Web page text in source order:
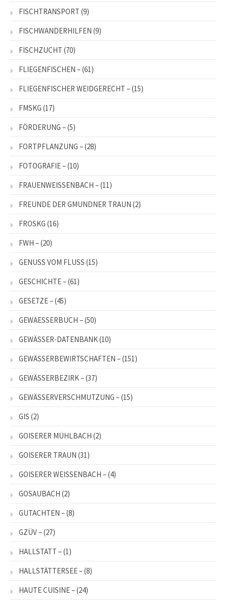
FISCHTRANSPORT (9)
FISCHWANDERHILFEN (9)
FISCHZUCHT (70)
FLIEGENFISCHEN –(61)
FLIEGENFISCHER WEIDGERECHT –(15)
FMSKG (17)
FÖRDERUNG –(5)
FORTPFLANZUNG –(28)
FOTOGRAFIE –(10)
FRAUENWEISSENBACH –(11)
FREUNDE DER GMUNDNER TRAUN (2)
FROSKG (16)
FWH –(20)
GENUSS VOM FLUSS (15)
GESCHICHTE –(61)
GESETZE –(45)
GEWAESSERBUCH –(50)
GEWÄSSER-DATENBANK(10)
GEWÄSSERBEWIRTSCHAFTEN –(151)
GEWÄSSERBEZIRK –(37)
GEWÄSSERVERSCHMUTZUNG –(15)
GIS (2)
GOISERER MÜHLBACH (2)
GOISERER TRAUN (31)
GOISERER WEISSENBACH –(4)
GOSAUBACH (2)
GUTACHTEN –(8)
GZÜV –(27)
HALLSTATT –(1)
HALLSTÄTTERSEE –(8)
HAUTE CUISINE –(24)